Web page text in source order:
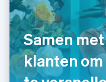
Samen
klanten
Frankrijk
Français English
Gibraltar
English
Griekenland
English